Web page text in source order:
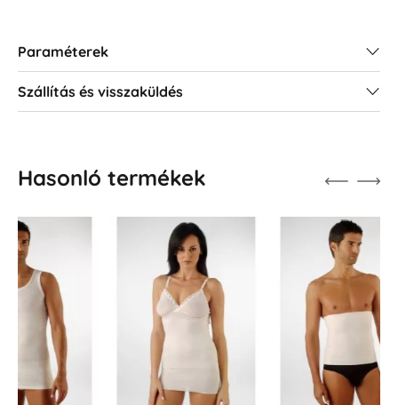
Paraméterek
Szállítás és visszaküldés
Hasonló termékek